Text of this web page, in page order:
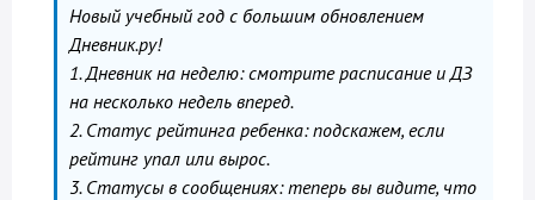
Новый учебный год с большим обновлением
Дневник.ру!
1. Дневник на неделю: смотрите расписание и ДЗ
на несколько недель вперед.
2. Статус рейтинга ребенка: подскажем, если
рейтинг упал или вырос.
3. Статусы в сообщениях: теперь вы видите, что